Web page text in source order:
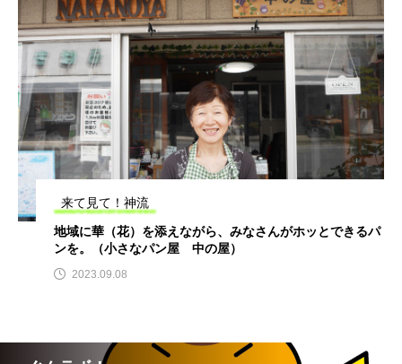
来て見て！神流
地域に華（花）を添えながら、みなさんがホッとできるパ
ンを。（小さなパン屋 中の屋）
2023.09.08